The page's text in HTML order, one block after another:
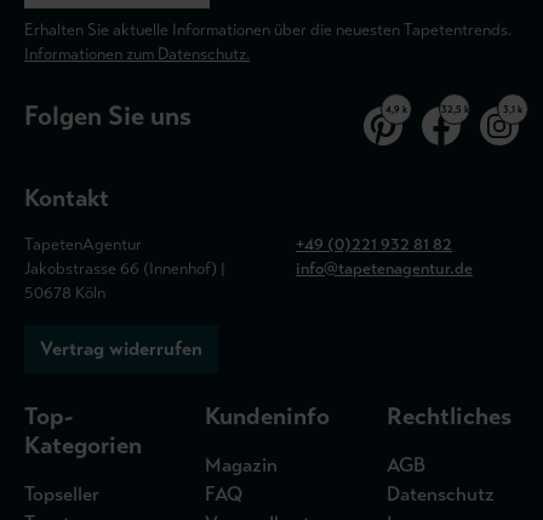
Erhalten Sie aktuelle Informationen über die neuesten Tapetentrends.
Informationen zum Datenschutz.
Folgen Sie uns 4,9 k 32,5 k 3,1 k
Kontakt
TapetenAgentur
Jakobstrasse 66 (Innenhof) |
50678 Köln
+49 (0)221 932 81 82
info@tapetenagentur.de
Vertrag widerrufen
Top-
Kategorien
Topseller
Kundeninfo
Magazin
FAQ
Rechtliches
AGB
Datenschutz